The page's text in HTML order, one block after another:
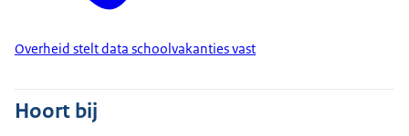
Overheid stelt data schoolvakanties vast
Hoort bij